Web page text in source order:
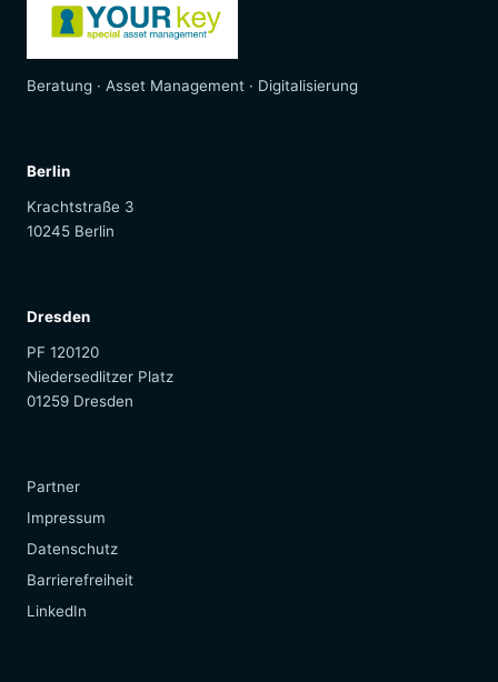
Beratung · Asset Management · Digitalisierung
Berlin
Krachtstraße 3
10245 Berlin
Dresden
PF 120120
Niedersedlitzer Platz
01259 Dresden
Partner
Impressum
Datenschutz
Barrierefreiheit
LinkedIn